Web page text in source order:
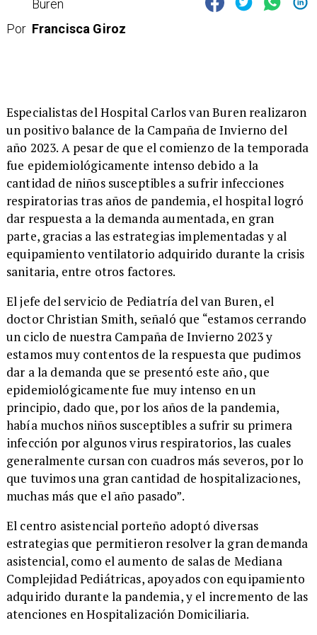
Buren
Por Francisca Giroz
Especialistas del Hospital Carlos van Buren realizaron
un positivo balance de la Campaña de Invierno del
año 2023. A pesar de que el comienzo de la temporada
fue epidemiológicamente intenso debido a la
cantidad de niños susceptibles a sufrir infecciones
respiratorias tras años de pandemia, el hospital logró
dar respuesta a la demanda aumentada, en gran
parte, gracias a las estrategias implementadas y al
equipamiento ventilatorio adquirido durante la crisis
sanitaria, entre otros factores.
El jefe del servicio de Pediatría del van Buren, el
doctor Christian Smith, señaló que “estamos cerrando
un ciclo de nuestra Campaña de Invierno 2023 y
estamos muy contentos de la respuesta que pudimos
dar a la demanda que se presentó este año, que
epidemiológicamente fue muy intenso en un
principio, dado que, por los años de la pandemia,
había muchos niños susceptibles a sufrir su primera
infección por algunos virus respiratorios, las cuales
generalmente cursan con cuadros más severos, por lo
que tuvimos una gran cantidad de hospitalizaciones,
muchas más que el año pasado”.
El centro asistencial porteño adoptó diversas
estrategias que permitieron resolver la gran demanda
asistencial, como el aumento de salas de Mediana
Complejidad Pediátricas, apoyados con equipamiento
adquirido durante la pandemia, y el incremento de las
atenciones en Hospitalización Domiciliaria.